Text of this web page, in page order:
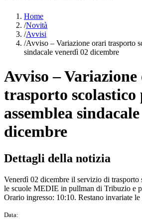
Home
/Novità
/Avvisi
/Avviso – Variazione orari trasporto
sindacale venerdì 02 dicembre
Avviso –
trasporto scolastico
assemblea
dicembre
Dettagli della notizia
Venerdì 02 dicembre il servizio di trasporto
le scuole MEDIE in pullman di Tribuzio e
Orario ingresso: 10:10. Restano invariate le
Data: